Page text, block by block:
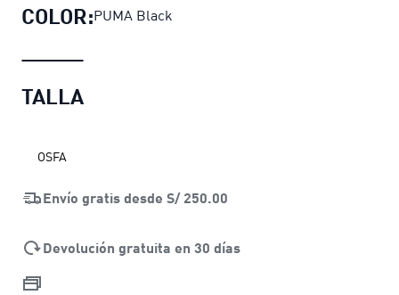
COLOR:PUMA Black
TALLA
OSFA
Envío gratis desde S/ 250.00
Devolución gratuita en 30 días